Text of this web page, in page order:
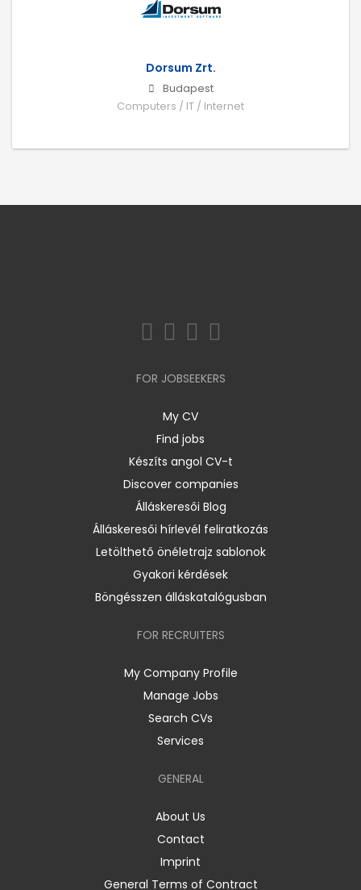
Dorsum Zrt.
Budapest
Computers / IT / Internet
FOR JOBSEEKERS
My CV
Find jobs
Készíts angol CV-t
Discover companies
Álláskeresői Blog
Álláskeresői hírlevél feliratkozás
Letölthető önéletrajz sablonok
Gyakori kérdések
Böngésszen álláskatalógusban
FOR RECRUITERS
My Company Profile
Manage Jobs
Search CVs
Services
GENERAL
About Us
Contact
Imprint
General Terms of Contract